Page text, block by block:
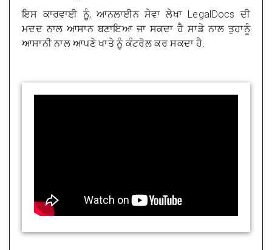
ਇਸ ਕਾਰਵਾਈ ਨੂੰ, ਆਨਲਾਈਨ ਸੇਵਾ ਲੇਖਾ LegalDocs ਦੀ
ਮਦਦ ਨਾਲ ਆਸਾਨ ਬਣਾਇਆ ਜਾ ਸਕਦਾ ਹੈ ਸਾਡੇ ਨਾਲ ਤੁਹਾਨੂੰ
ਆਸਾਨੀ ਨਾਲ ਆਪਣੇ ਖਾਤੇ ਨੂੰ ਕੰਟਰੋਲ ਕਰ ਸਕਦਾ ਹੈ.